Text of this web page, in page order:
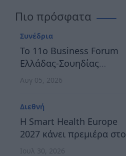
Πιο πρόσφατα
Συνέδρια
Το 11ο Business Forum
Ελλάδας-Σουηδίας
αναδεικνύει τον δρόμο
καινοτόμο και
ανταγωνιστική Ευρώπη
Αυγ 05, 2026
Διεθνή
H Smart Health Europe
2027 κάνει πρεμιέρα στο
Βερολίνο, στις 26 έως 28
Ιουλ 30, 2026